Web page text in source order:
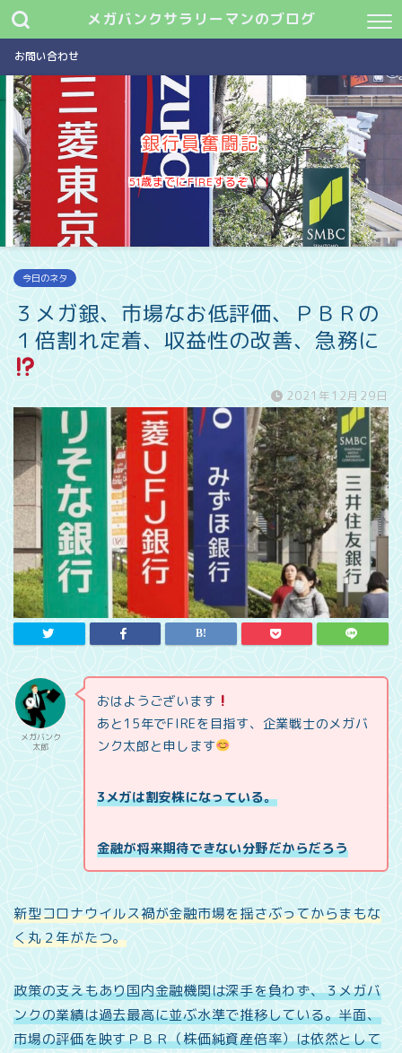
メガバンクサラリーマンのブログ
お問い合わせ
銀行員奮闘記
51歳までにFIREするぞ
今日のネタ
３メガ銀、市場なお低評価、ＰＢＲの
１倍割れ定着、収益性の改善、急務に
2021年12月29日
メガバンク
太郎
おはようございます
あと15年でFIREを目指す、企業戦士のメガバ
ンク太郎と申します
3メガは割安株になっている。
金融が将来期待できない分野だからだろう
新型コロナウイルス禍が金融市場を揺さぶってからまもな
く丸２年がたつ。
政策の支えもあり国内金融機関は深手を負わず、３メガバ
ンクの業績は過去最高に並ぶ水準で推移している。半面、
市場の評価を映すＰＢＲ（株価純資産倍率）は依然として